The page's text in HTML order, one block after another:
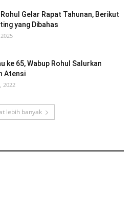
Rohul Gelar Rapat Tahunan, Berikut
yang Dibahas
ke 65, Wabup Rohul Salurkan
Atensi
2022
lebih banyak